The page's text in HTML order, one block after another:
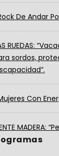
De Andar
RUEDAS:
sordos,
Con
MADERA: